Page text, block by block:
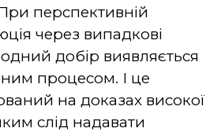
перспективній
через випадкові
добір виявляється
процесом. І це
на доказах високої
слід надавати